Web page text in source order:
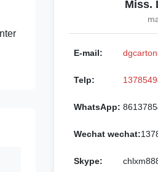
Miss.
E-mail:
Telp:
WhatsApp:
Wechat wechat:
Skype: